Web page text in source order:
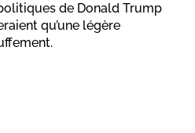
de Donald Trump
qu’une légère